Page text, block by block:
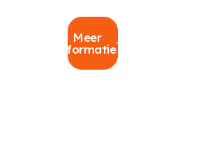
Meer
informatie